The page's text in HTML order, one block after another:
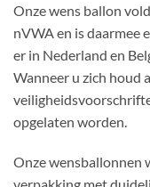
Onze wens ballon
nVWA en is daarmee
er in Nederland en
Wanneer u zich houd
opgelaten worden.
Onze wensballonnen